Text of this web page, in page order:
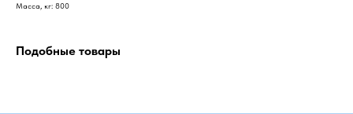
Масса, кг: 800
Подобные товары